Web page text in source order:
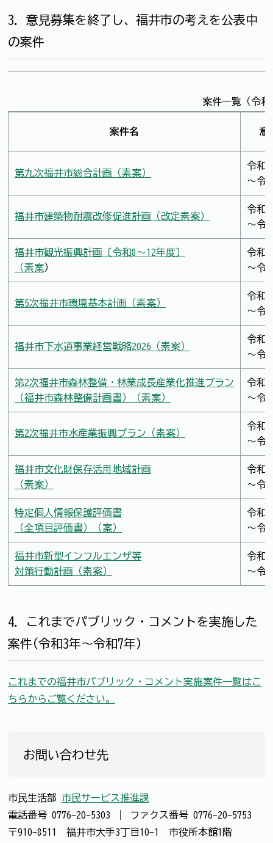
3．意見募集を終了し、福井市の考えを公表中
の案件
案件一覧（令和
案件名 意
第九次福井市総合計画（素案）
令和
～令
福井市建築物耐震改修促進計画（改定素案）
令和
～令
福井市観光振興計画〔令和8～12年度〕
（素案）
令和
～令
第5次福井市環境基本計画（素案）
令和
～令
福井市下水道事業経営戦略2026（素案）
令和
～令
第2次福井市森林整備・林業成長産業化推進プラン
（福井市森林整備計画書）（素案）
令和
～令
第2次福井市水産業振興プラン（素案）
令和
～令
福井市文化財保存活用地域計画
（素案）
令和
～令
特定個人情報保護評価書
（全項目評価書）（案）
令和
～令
福井市新型インフルエンザ等
対策行動計画（素案）
令和
～令
4．これまでパブリック・コメントを実施した
案件(令和3年～令和7年）
これまでの福井市パブリック・コメント実施案件一覧はこ
ちらからご覧ください。
お問い合わせ先
市民生活部 市民サービス推進課
電話番号 0776-20-5303 ファクス番号 0776-20-5753
〒910-8511 福井市大手3丁目10-1 市役所本館1階